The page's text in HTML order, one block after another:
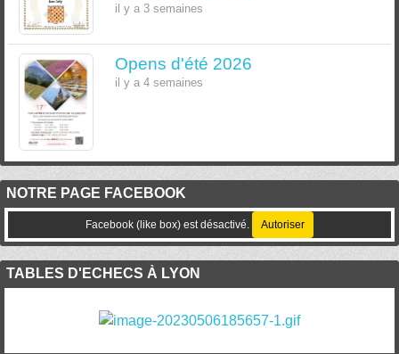
il y a 3 semaines
Opens d'été 2026
il y a 4 semaines
NOTRE PAGE FACEBOOK
Facebook (like box) est désactivé. Autoriser
TABLES D'ECHECS À LYON